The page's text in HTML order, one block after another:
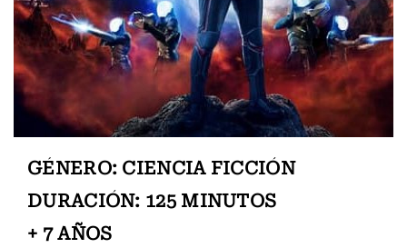
GÉNERO: CIENCIA FICCIÓN
DURACIÓN: 125 MINUTOS
+ 7 AÑOS